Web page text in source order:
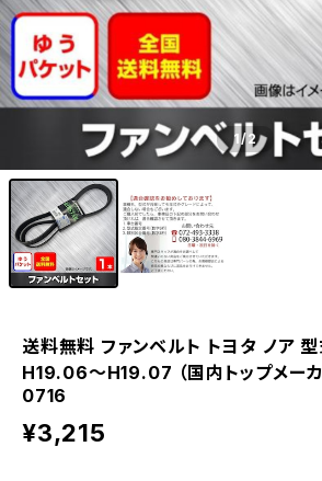
1/2
送料無料 ファンベルト トヨタ ノア
H19.06～H19.07 （国内トップメー
0716
¥3,215